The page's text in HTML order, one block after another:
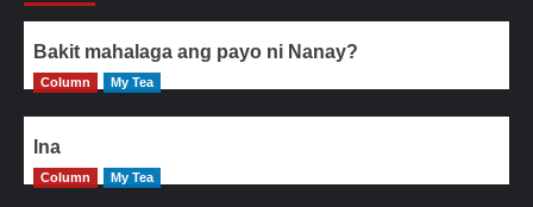
Bakit mahalaga ang payo ni Nanay?
Column My Tea
Ina
Column My Tea